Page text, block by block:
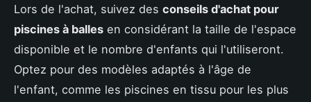
Lors de l'achat, suivez des conseils d'achat pour
piscines à balles en considérant la taille de l'espace
disponible et le nombre d'enfants qui l'utiliseront.
Optez pour des modèles adaptés à l'âge de
l'enfant, comme les piscines en tissu pour les plus